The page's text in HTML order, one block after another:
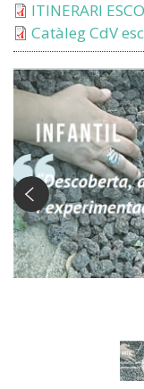
ITINERARI
Catàleg CdV